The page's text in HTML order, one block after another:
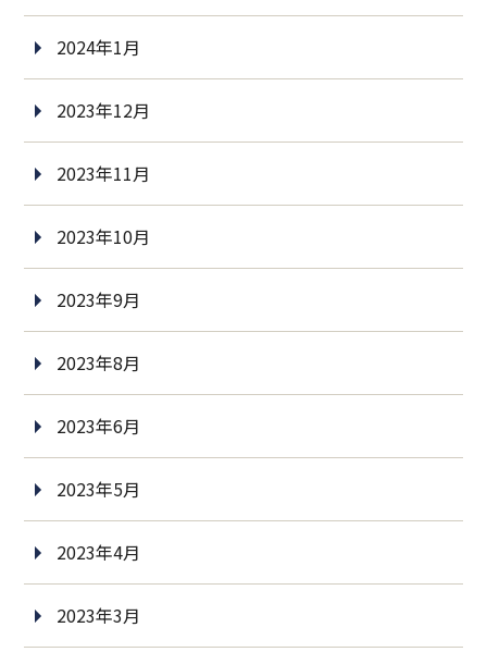
2024年1月
2023年12月
2023年11月
2023年10月
2023年9月
2023年8月
2023年6月
2023年5月
2023年4月
2023年3月